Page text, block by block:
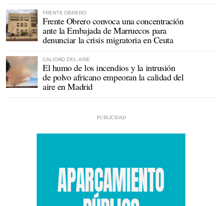
FRENTE OBRERO
Frente Obrero convoca una concentración
ante la Embajada de Marruecos para
denunciar la crisis migratoria en Ceuta
CALIDAD DEL AIRE
El humo de los incendios y la intrusión
de polvo africano empeoran la calidad del
aire en Madrid